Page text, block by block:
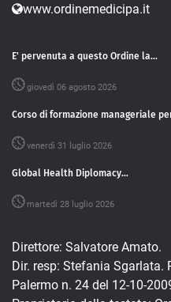
www.ordinemedicipa.it
E' pervenuta a questo Ordine la...
giovedì 06 agosto 2026
Corso di formazione manageriale
venerdì 31 luglio 2026
Global Health Diplomacy...
martedì 28 luglio 2026
Direttore: Salvatore Amato.
Dir. resp: Stefania Sgarlata.
Palermo n. 24 del 12-10-